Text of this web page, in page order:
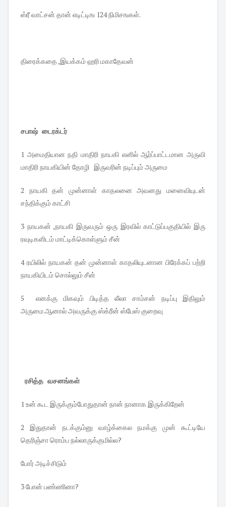
ஸ்ரீ வாட்சன் தான் எடிட்டிங 124 நிமிசஙகள்.
திரைக்கதை ,இயக்கம் ஹரி மகாதேவன்
சபாஷ் டைரக்டர்
1 அமைதியான நதி மாதிரி நாயகி எனில் ஆர்ப்பாட்டமான அருவி
மாதிரி நாயகியின் தோழி இருவரின் நடிப்பும் அருமை
2 நாயகி தன் முன்னாள் காதலனை அவனது மனைவியுடன்
சந்திக்கும் காட்சி
3 நாயகன் ,நாயகி இருவரும் ஒரு இரவில் காட்டுப்பகுதியில் இரு
ரவுடிகளிடம் மாட்டிக்கொள்ளும் சீன்
4 ரயிலில் நாயகன் தன் முன்னாள் காதலியுடனான பிரேக்கப் பற்றி
நாயகியிடம் சொல்லும் சீன்
5 எனக்கு மிகவும் பிடித்த லீலா சாம்சன் நடிப்பு இதிலும்
அருமை.ஆனால் அவருக்கு ஸ்க்ரீன் ஸ்பேஸ் குறைவு
ரசித்த வசனங்கள்
1 உன் கூட இருக்கும்போதுதான் நான் நானாக இருக்கிறேன்
2 இதுதான் நடக்கும்னு வாழ்க்கைல நமக்கு முன் கூட்டியே
தெரிஞ்சா ரொம்ப நல்லாருக்குமில்ல?
போர் அடிச்சிடும்
3 போன் பண்ணினா?